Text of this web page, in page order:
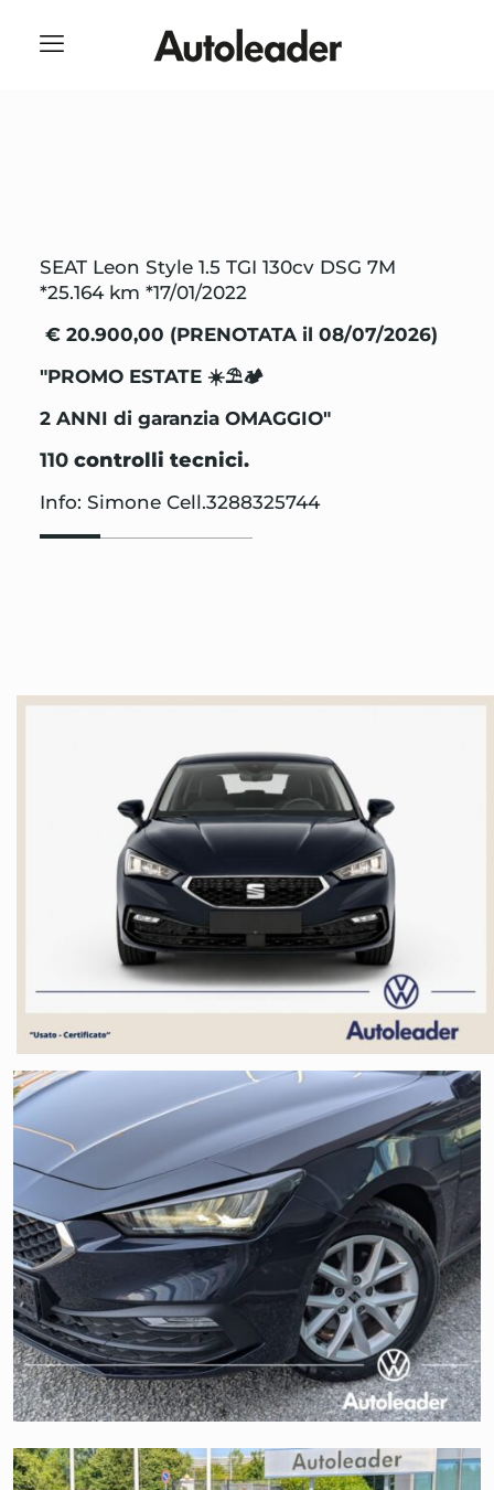
SEAT Leon Style 1.5 TGI 130cv DSG 7M
*25.164 km *17/01/2022
€ 20.900,00 (PRENOTATA il 08/07/2026)
"PROMO ESTATE ☀️⛱️🏕️
2 ANNI di garanzia OMAGGIO"
110controlli tecnici.
Info: Simone Cell.3288325744